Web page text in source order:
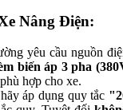
Nâng Điện:
yêu cầu nguồn
biến áp 3 pha
hợp cho xe.
áp dụng quy tắc